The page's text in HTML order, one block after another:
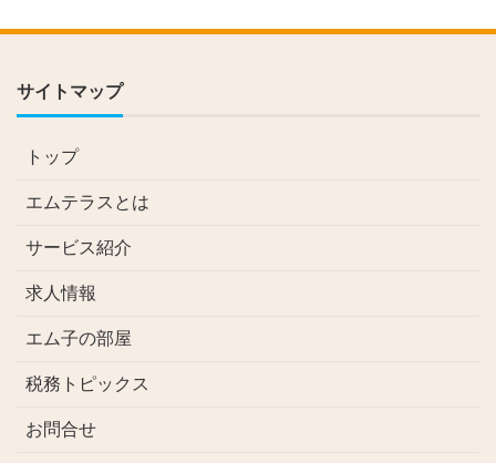
サイトマップ
トップ
エムテラスとは
サービス紹介
求人情報
エム子の部屋
税務トピックス
お問合せ